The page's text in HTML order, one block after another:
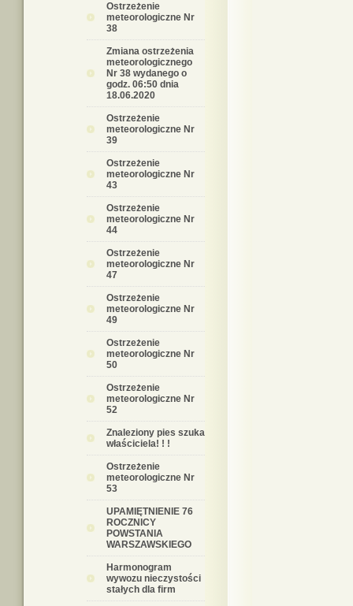
Ostrzeżenie
meteorologiczne Nr
38
Zmiana ostrzeżenia
meteorologicznego
Nr 38 wydanego o
godz. 06:50 dnia
18.06.2020
Ostrzeżenie
meteorologiczne Nr
39
Ostrzeżenie
meteorologiczne Nr
43
Ostrzeżenie
meteorologiczne Nr
44
Ostrzeżenie
meteorologiczne Nr
47
Ostrzeżenie
meteorologiczne Nr
49
Ostrzeżenie
meteorologiczne Nr
50
Ostrzeżenie
meteorologiczne Nr
52
Znaleziony pies szuka
właściciela! ! !
Ostrzeżenie
meteorologiczne Nr
53
UPAMIĘTNIENIE 76
ROCZNICY
POWSTANIA
WARSZAWSKIEGO
Harmonogram
wywozu nieczystości
stałych dla firm